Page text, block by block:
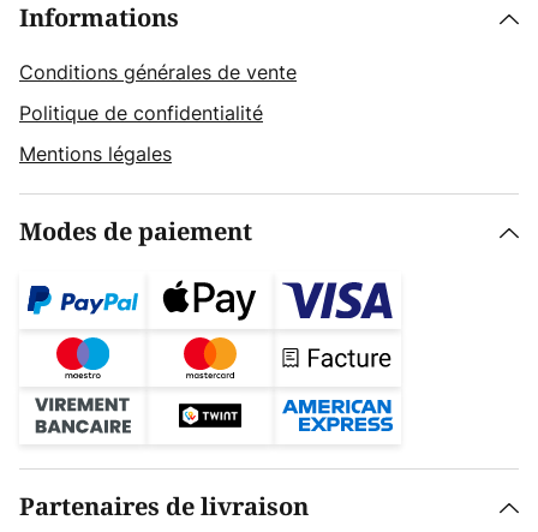
Informations
Conditions générales de vente
Politique de confidentialité
Mentions légales
Modes de paiement
Partenaires de livraison